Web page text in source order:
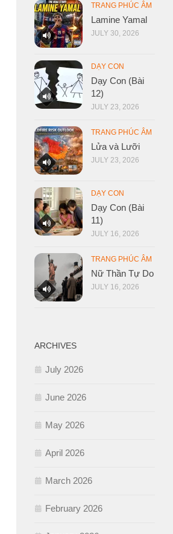
TRANG PHÚC ÂM
Lamine Yamal
JULY 30, 2026
DẠY CON
Dạy Con (Bài
12)
JULY 23, 2026
TRANG PHÚC ÂM
Lửa và Lưỡi
JULY 23, 2026
DẠY CON
Dạy Con (Bài
11)
JULY 16, 2026
TRANG PHÚC ÂM
Nữ Thần Tự Do
JULY 16, 2026
ARCHIVES
July 2026
June 2026
May 2026
April 2026
March 2026
February 2026